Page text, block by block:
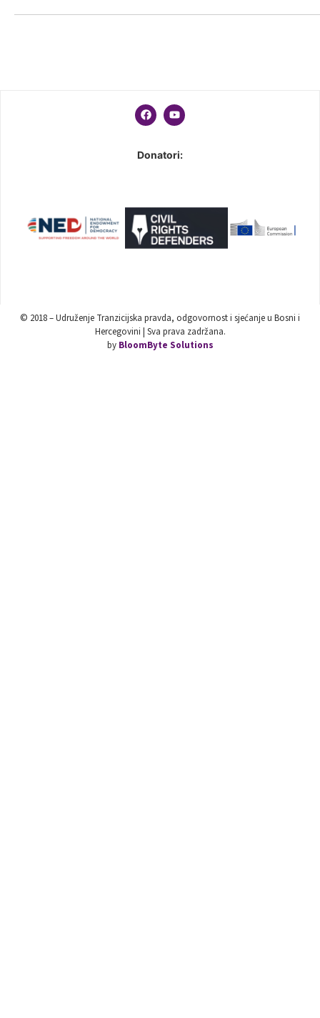
Donatori:
© 2018 – Udruženje Tranzicijska pravda, odgovornost i sjećanje u Bosni i
Hercegovini | Sva prava zadržana.
by BloomByte Solutions